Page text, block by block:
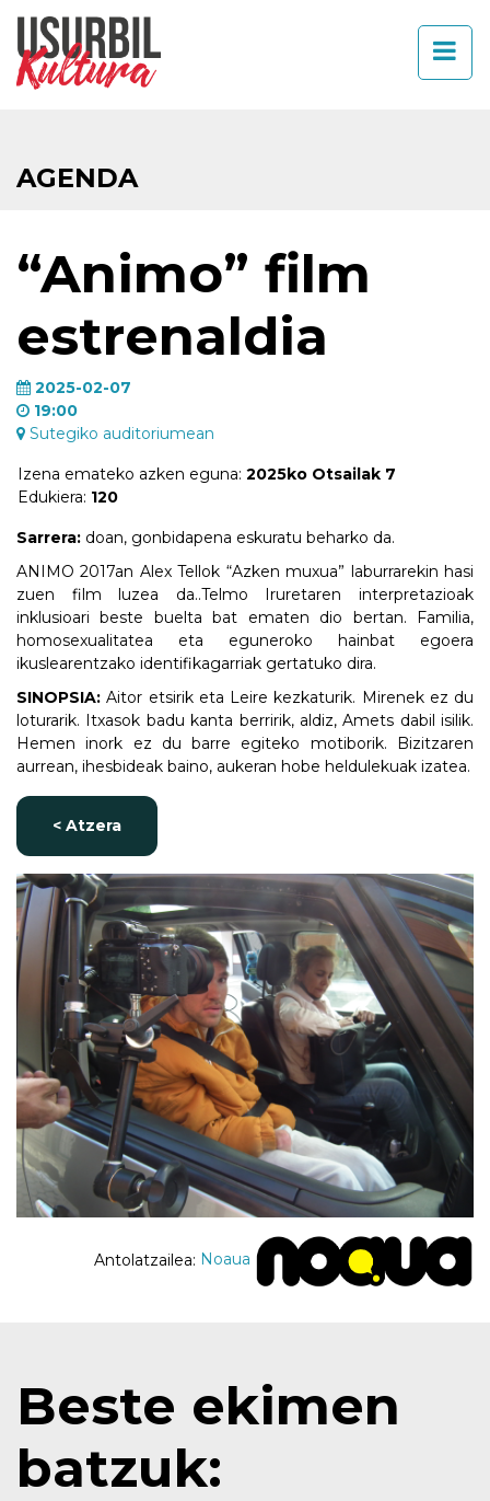
AGENDA
“Animo” film
estrenaldia
2025-02-07
19:00
Sutegiko auditoriumean
Izena emateko azken eguna: 2025ko Otsailak 7
Edukiera: 120
Sarrera: doan, gonbidapena eskuratu beharko da.
ANIMO 2017an Alex Tellok “Azken muxua” laburrarekin hasi
zuen film luzea da..Telmo Iruretaren interpretazioak
inklusioari beste buelta bat ematen dio bertan. Familia,
homosexualitatea eta eguneroko hainbat egoera
ikuslearentzako identifikagarriak gertatuko dira.
SINOPSIA: Aitor etsirik eta Leire kezkaturik. Mirenek ez du
loturarik. Itxasok badu kanta berririk, aldiz, Amets dabil isilik.
Hemen inork ez du barre egiteko motiborik. Bizitzaren
aurrean, ihesbideak baino, aukeran hobe heldulekuak izatea.
< Atzera
Antolatzailea: Noaua
Beste ekimen
batzuk: